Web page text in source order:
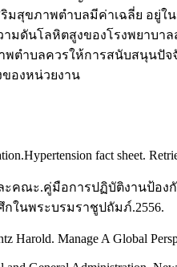
มสุขภาพตำบลมีค่าเฉลี่ย อยู่ใ
ดันโลหิตสูงของโรงพยาบาลส่
พตำบลควรให้การสนับสนุนปั
องหน่วยงาน
fact sheet.
ณะ.คู่มือการปฏิบัติงานป้องกั
กในพระบรมราชูปถัมภ์.2556.
Harold. Manage A Global